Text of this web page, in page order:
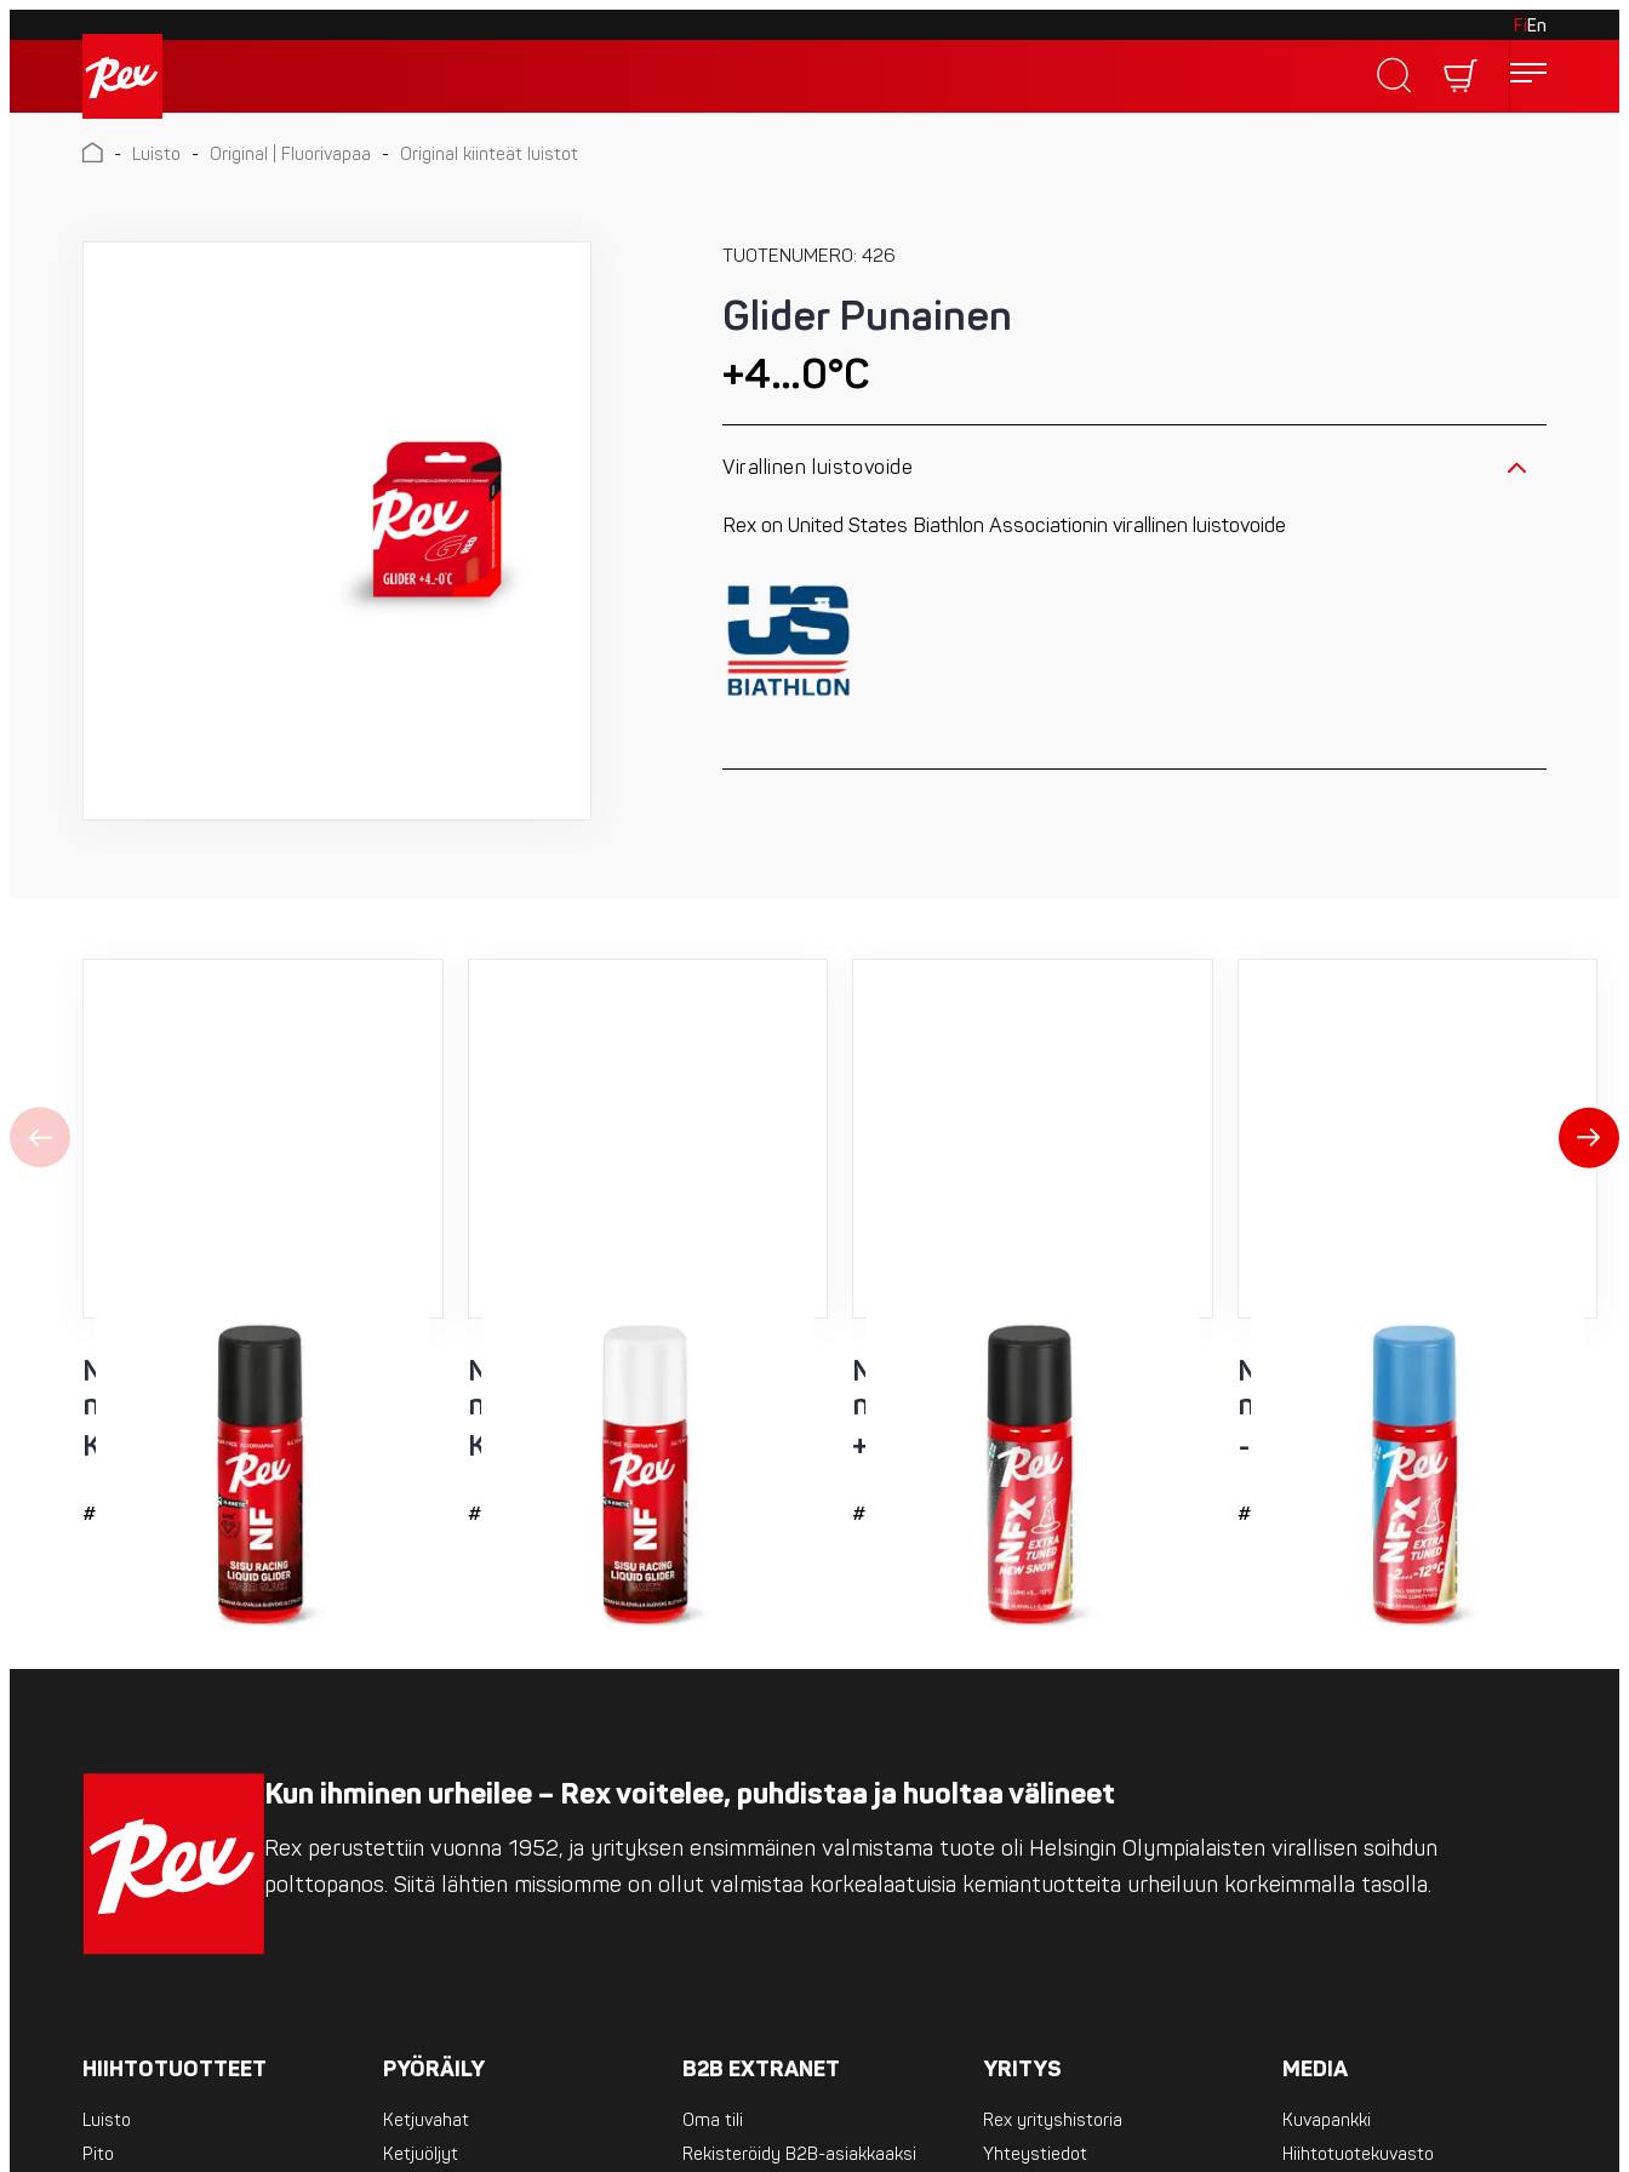
Skip
content
FiEn
Rex
Rex
- Luisto - Original | Fluorivapaa - Original kiinteät luistot
TUOTENUMERO: 426
Glider Punainen
+4…0°C
Virallinen luistovoide
Rex on United States Biathlon Associationin virallinen luistovoide
NF Sisu Hard Black
nesteluisto 60ml
Kaikki lämpötila-alueet
#4726
NF Sisu Valkoinen
nesteluisto 60ml
Kaikki lämpötila-alueet
#4725
NFX Musta Extra Tuned
nesteluisto – uusi lumi
+5…-10°C
#4737
NFX Sininen Extra Tuned
nesteluisto
-2…-12°C
#4736
Kun ihminen urheilee – Rex voitelee, puhdistaa ja huoltaa välineet
Rex perustettiin vuonna 1952, ja yrityksen ensimmäinen valmistama tuote oli Helsingin Olympialaisten virallisen soihdun
polttopanos. Siitä lähtien missiomme on ollut valmistaa korkealaatuisia kemiantuotteita urheiluun korkeimmalla tasolla.
HIIHTOTUOTTEET
Luisto
Pito
PYÖRÄILY
Ketjuvahat
Ketjuöljyt
B2B EXTRANET
Oma tili
Rekisteröidy B2B-asiakkaaksi
YRITYS
Rex yrityshistoria
Yhteystiedot
MEDIA
Kuvapankki
Hiihtotuotekuvasto